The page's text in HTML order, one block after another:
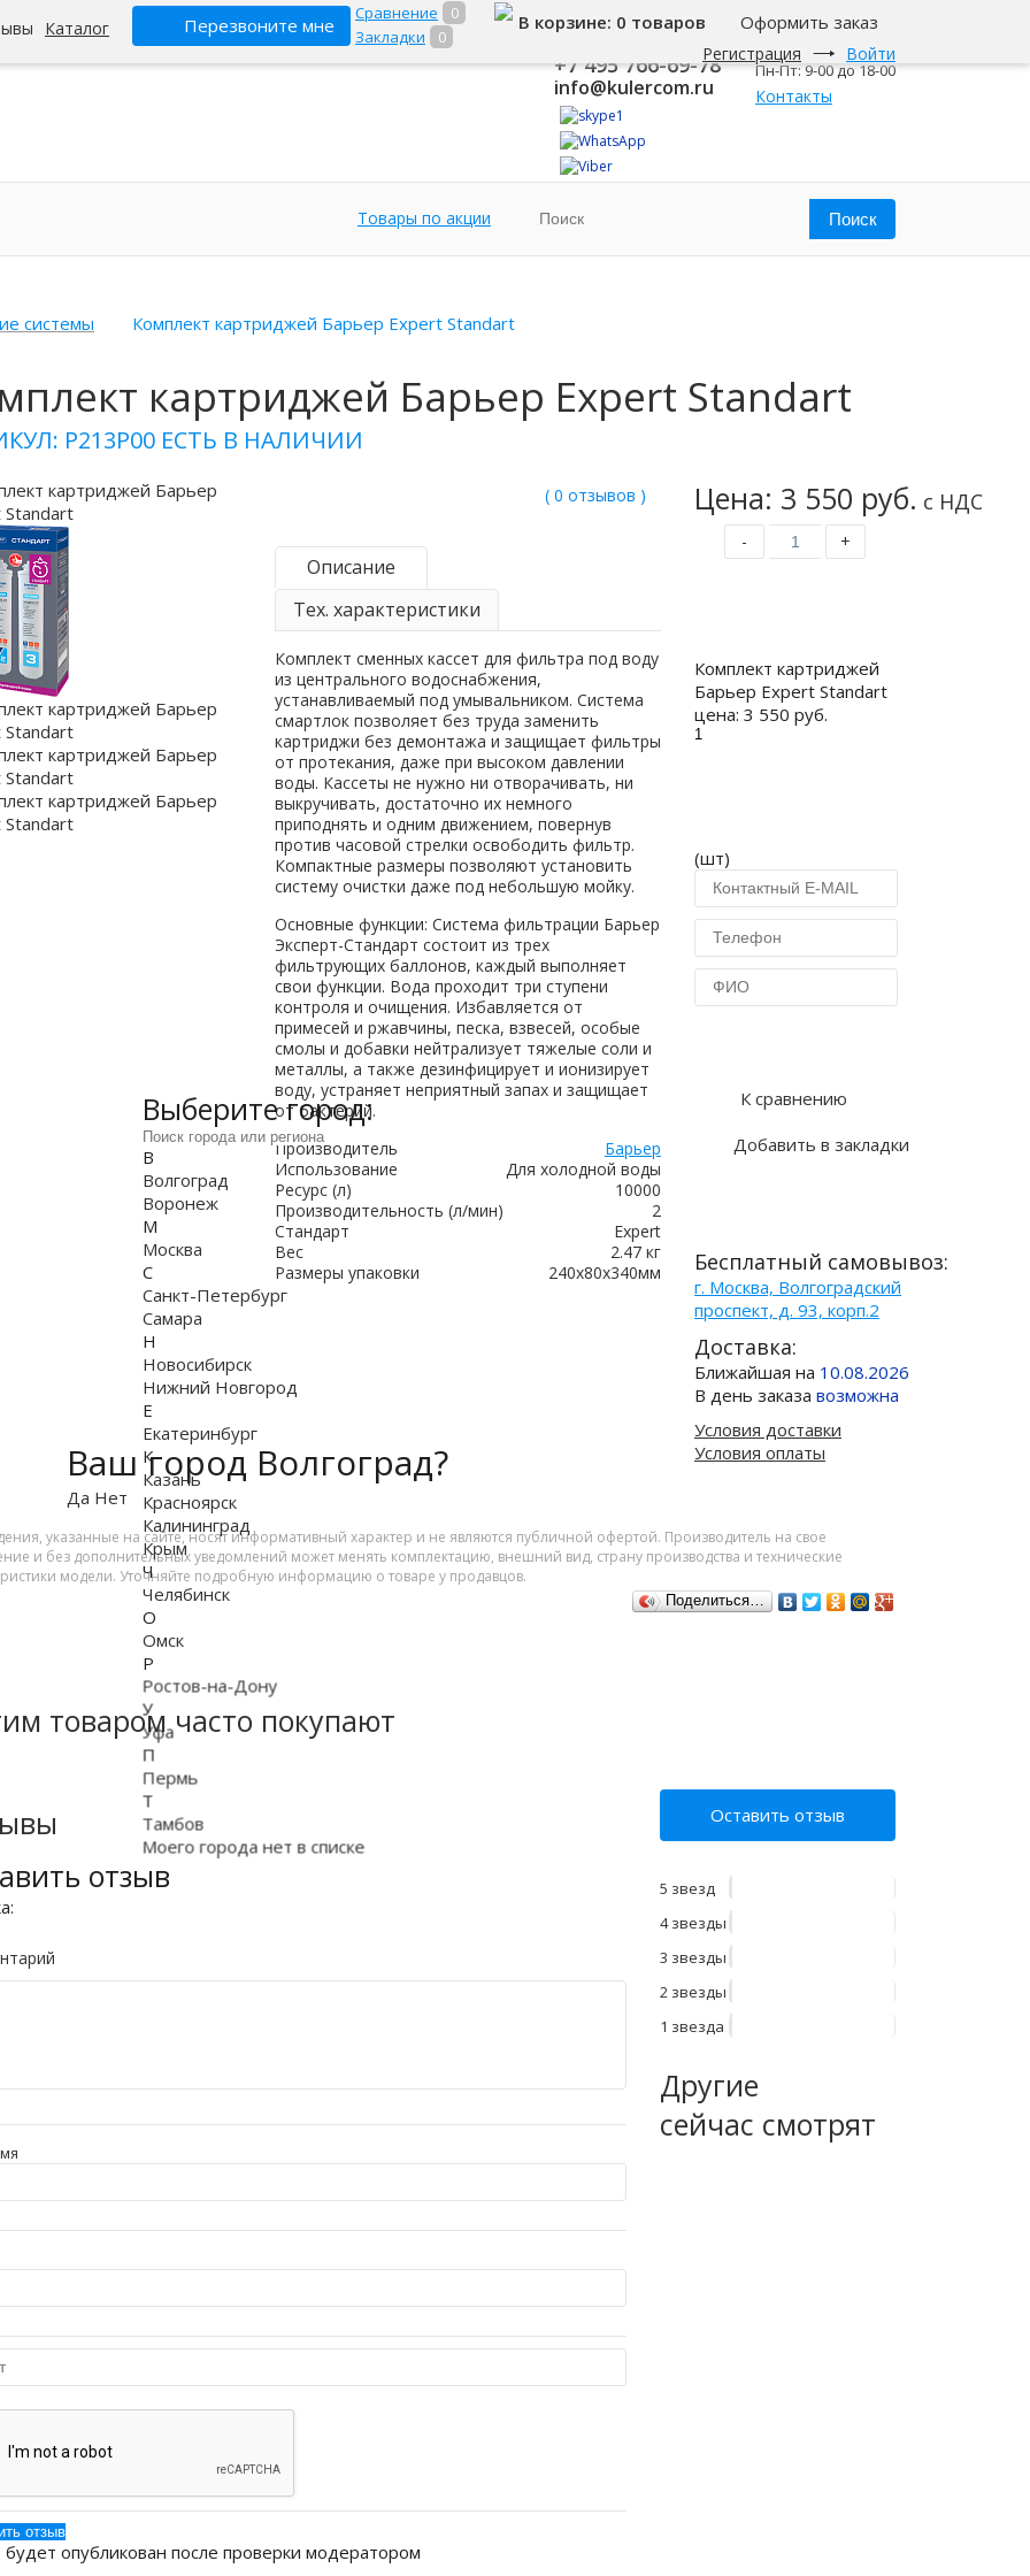
Каталог Перезвоните мне
Сравнение
0
Закладки
0
Регистрация Войти
В корзине: 0 товаров Оформить заказ
8 800 500-345-1
+7 495 766-69-78
info@kulercom.ru
Москва
Пн-Пт: 9-00 до 18-00
Контакты
Товары по акции
системы Комплект картриджей Барьер Expert Standart
картриджей Барьер Expert Standart
Р213Р00 ЕСТЬ В НАЛИЧИИ
Цена: 3 550 руб. с НДС
- +
Комплект картриджей
Барьер Expert Standart
цена: 3 550 руб.
(шт)
К сравнению
Добавить в закладки
Бесплатный самовывоз:
г. Москва, Волгоградский
проспект, д. 93, корп.2
Доставка:
Ближайшая на 10.08.2026
В день заказа возможна
Условия доставки
Условия оплаты
( 0 отзывов )
Описание
Тех. характеристики
Комплект сменных кассет для фильтра под воду
из центрального водоснабжения,
устанавливаемый под умывальником. Система
смартлок позволяет без труда заменить
картриджи без демонтажа и защищает фильтры
от протекания, даже при высоком давлении
воды. Кассеты не нужно ни отворачивать, ни
выкручивать, достаточно их немного
приподнять и одним движением, повернув
против часовой стрелки освободить фильтр.
Компактные размеры позволяют установить
систему очистки даже под небольшую мойку.
Основные функции: Система фильтрации Барьер
Эксперт-Стандарт состоит из трех
фильтрующих баллонов, каждый выполняет
свои функции. Вода проходит три ступени
контроля и очищения. Избавляется от
примесей и ржавчины, песка, взвесей, особые
смолы и добавки нейтрализует тяжелые соли и
металлы, а также дезинфицирует и ионизирует
воду, устраняет неприятный запах и защищает
от бактерий.
Производитель
Барьер
Использование
Для холодной воды
Ресурс (л)
10000
Производительность (л/мин)
2
Стандарт
Expert
Вес
2.47 кг
Размеры упаковки
240x80x340мм
указанные на сайте, носят информативный характер и не являются публичной офертой. Производитель на свое
и без дополнительных уведомлений может менять комплектацию, внешний вид, страну производства и технические
модели. Уточняйте подробную информацию о товаре у продавцов.
Поделиться…
товаром часто покупают
отзыв
опубликован после проверки модератором
Оставить отзыв
5 звезд
4 звезды
3 звезды
2 звезды
1 звезда
Другие
сейчас смотрят
Ваш город Волгоград?
Да Нет
Выберите город:
В
Волгоград
Воронеж
М
Москва
С
Санкт-Петербург
Самара
Н
Новосибирск
Нижний Новгород
Е
Екатеринбург
К
Казань
Красноярск
Калининград
Крым
Ч
Челябинск
О
Омск
Р
Ростов-на-Дону
У
Уфа
П
Пермь
Т
Тамбов
Моего города нет в списке